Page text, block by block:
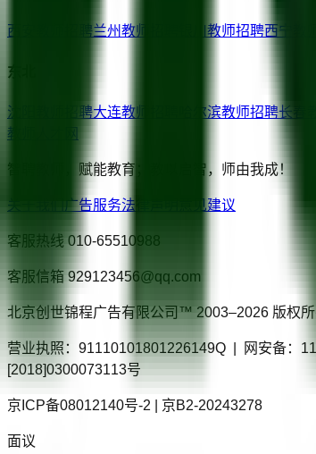
西安 教师招聘兰州教师招聘 教师招聘西宁
东北
沈阳 教师招聘大连教师招聘 哈尔滨教师招聘长春
教师人才网
智聘教师，赋能教育；教以启智，师由我成！
关于我们 广告服务法律声明 意见建议
客服热线 010-65510988
客服信箱 929123456@qq.com
北京创世锦程广告有限公司™ 2003–2026 版权
营业执照：91110101801226149Q | 网安备：
[2018]0300073113号
京ICP备08012140号-2 | 京B2-20243278
面议